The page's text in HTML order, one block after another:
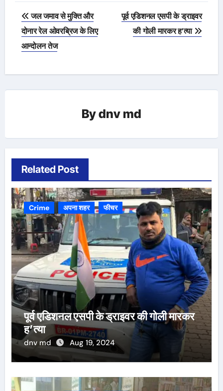
Post
navigation
जल जमाव से मुक्ति और
दोनार रेल ओवरब्रिज के लिए
आन्दोलन तेज
पूर्व एडिशनल एसपी के ड्राइवर
की गोली मारकर ह’त्या
Bydnv md
Related Post
Crime अपना शहर फीचर
पूर्व एडिशनल एसपी के ड्राइवर की गोली मारकर
ह’त्या
dnv md Aug 19, 2024